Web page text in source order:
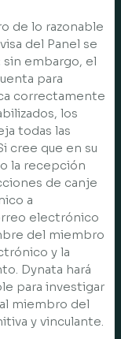
de lo razonable
del Panel se
embargo, el
para
correctamente
los
todas las
cree que en su
la recepción
de canje
a
electrónico
del miembro
y la
Dynata hará
para investigar
miembro del
y vinculante.